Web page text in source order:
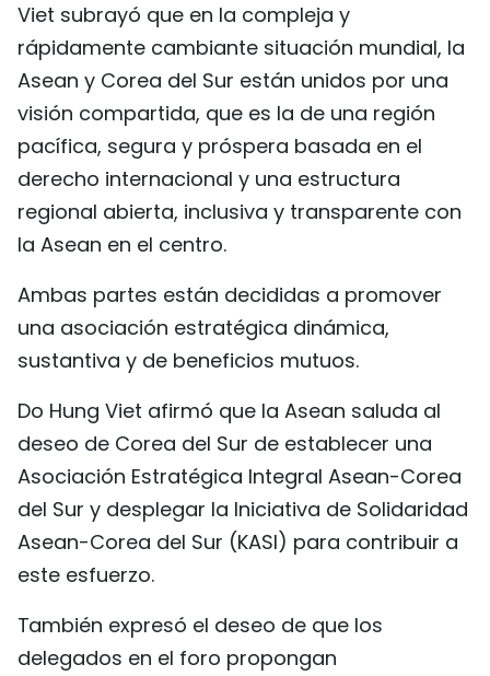
Viet subrayó que en la compleja y
rápidamente cambiante situación mundial, la
Asean y Corea del Sur están unidos por una
visión compartida, que es la de una región
pacífica, segura y próspera basada en el
derecho internacional y una estructura
regional abierta, inclusiva y transparente con
la Asean en el centro.
Ambas partes están decididas a promover
una asociación estratégica dinámica,
sustantiva y de beneficios mutuos.
Do Hung Viet afirmó que la Asean saluda al
deseo de Corea del Sur de establecer una
Asociación Estratégica Integral Asean-Corea
del Sur y desplegar la Iniciativa de Solidaridad
Asean-Corea del Sur (KASI) para contribuir a
este esfuerzo.
También expresó el deseo de que los
delegados en el foro propongan